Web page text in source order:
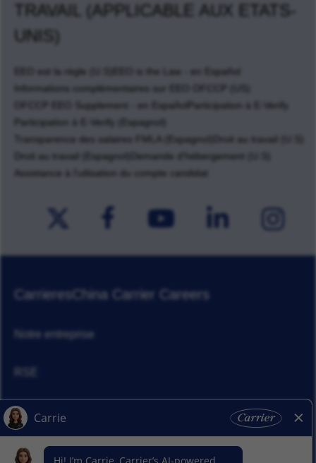
TRAVAIL (APPLICABLE AUX ETATS-
UNIS)
EEO est la règle (U.S)
EEO is the Law - en Español
Informations complémentaires sur EEO OFCCP (US)
OFCCP EEO Supplement - en Español
Participation à E-Verify
Participation à E-Verify (Espagnol)
Transparence des salaires FMLA (Espagnol)
Droit au travail (U.S)
Droit au travail (Espagnol)
Demande d'hébergement (U.S)
Assistance à l'utlisation du compte candidat
CarrieresChina Carrier Careers
Notre entreprise
Actualités
Nos activitiés